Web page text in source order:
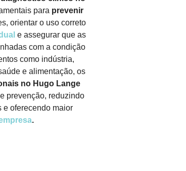
para prevenir
orientar o uso correto
e assegurar que as
com a condição
como indústria,
e alimentação, os
no Hugo Lange
prevenção, reduzindo
e oferecendo maior
.